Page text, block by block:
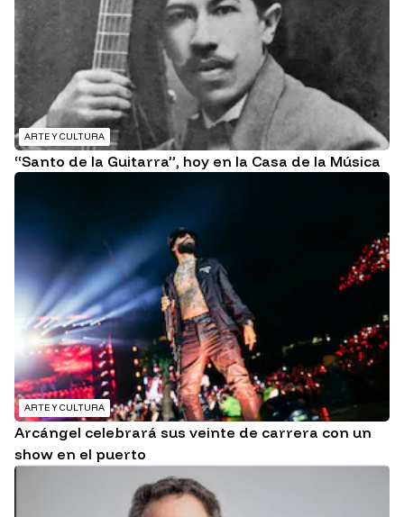
ARTE Y CULTURA
“Santo de la Guitarra”, hoy en la Casa de la Música
ARTE Y CULTURA
Arcángel celebrará sus veinte de carrera con un
show en el puerto